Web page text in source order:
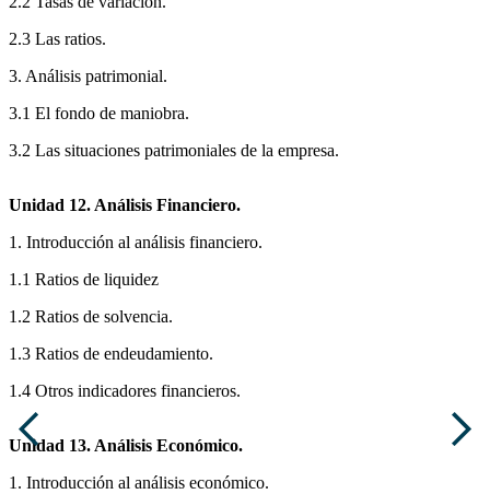
2.3 Las ratios.
3. Análisis patrimonial.
3.1 El fondo de maniobra.
3.2 Las situaciones patrimoniales de la empresa.
Unidad 12. Análisis Financiero.
1. Introducción al análisis financiero.
1.1 Ratios de liquidez
1.2 Ratios de solvencia.
1.3 Ratios de endeudamiento.
1.4 Otros indicadores financieros.
Unidad 13. Análisis Económico.
1. Introducción al análisis económico.